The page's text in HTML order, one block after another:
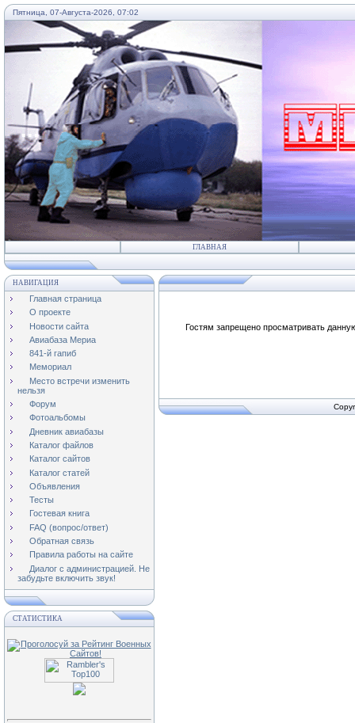
Пятница, 07-Августа-2026, 07:02
...
ГЛАВНАЯ
НАВИГАЦИЯ
Главная страница
О проекте
Новости сайта
Авиабаза Мериа
841-й гапиб
Мемориал
Место встречи изменить
нельзя
Форум
Фотоальбомы
Дневник авиабазы
Каталог файлов
Каталог сайтов
Каталог статей
Объявления
Тесты
Гостевая книга
FAQ (вопрос/ответ)
Обратная связь
Правила работы на сайте
Диалог с администрацией. Не
забудьте включить звук!
СТАТИСТИКА
Гостям запрещено просматривать